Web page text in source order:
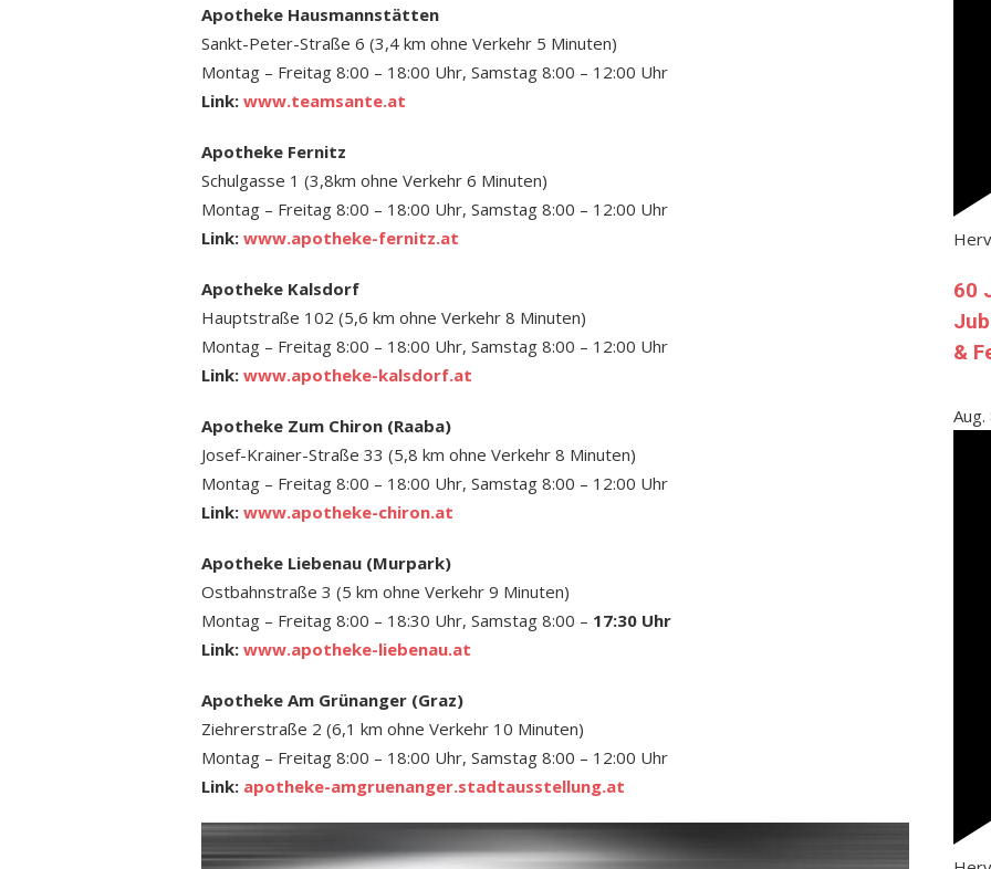
Apotheke Hausmannstätten
Sankt-Peter-Straße 6 (3,4 km ohne Verkehr 5 Minuten)
Montag – Freitag 8:00 – 18:00 Uhr, Samstag 8:00 – 12:00 Uhr
Link: www.teamsante.at
Apotheke Fernitz
Schulgasse 1 (3,8km ohne Verkehr 6 Minuten)
Montag – Freitag 8:00 – 18:00 Uhr, Samstag 8:00 – 12:00 Uhr
Link: www.apotheke-fernitz.at
Apotheke Kalsdorf
Hauptstraße 102 (5,6 km ohne Verkehr 8 Minuten)
Montag – Freitag 8:00 – 18:00 Uhr, Samstag 8:00 – 12:00 Uhr
Link: www.apotheke-kalsdorf.at
Apotheke Zum Chiron (Raaba)
Josef-Krainer-Straße 33 (5,8 km ohne Verkehr 8 Minuten)
Montag – Freitag 8:00 – 18:00 Uhr, Samstag 8:00 – 12:00 Uhr
Link: www.apotheke-chiron.at
Apotheke Liebenau (Murpark)
Ostbahnstraße 3 (5 km ohne Verkehr 9 Minuten)
Montag – Freitag 8:00 – 18:30 Uhr, Samstag 8:00 – 17:30 Uhr
Link: www.apotheke-liebenau.at
Apotheke Am Grünanger (Graz)
Ziehrerstraße 2 (6,1 km ohne Verkehr 10 Minuten)
Montag – Freitag 8:00 – 18:00 Uhr, Samstag 8:00 – 12:00 Uhr
Link: apotheke-amgruenanger.stadtausstellung.at
60
&
Aug.